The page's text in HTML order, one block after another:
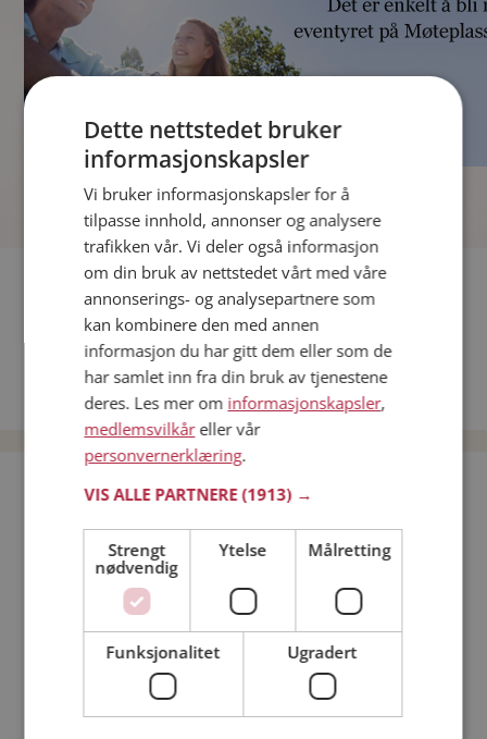
Fler single
Date menn i Norge
Date kvinner i Norge
Bli medlem gratis!
Jeg er en: Mann Kvinne
Min alder:
Dette nettstedet bruker
informasjonskapsler
Vi bruker informasjonskapsler for å
tilpasse innhold, annonser og analysere
trafikken vår. Vi deler også informasjon
om din bruk av nettstedet vårt med våre
annonserings- og analysepartnere som
kan kombinere den med annen
informasjon du har gitt dem eller som de
har samlet inn fra din bruk av tjenestene
deres. Les mer om informasjonskapsler,
medlemsvilkåreller vår
personvernerklæring.
VIS ALLE PARTNERE(1913) →
Strengt
nødvendig
Ytelse Målretting
Funksjonalitet Ugradert